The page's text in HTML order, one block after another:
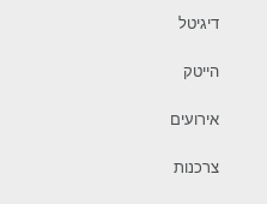
דיגיטל
הייטק
אירועים
צרכנות